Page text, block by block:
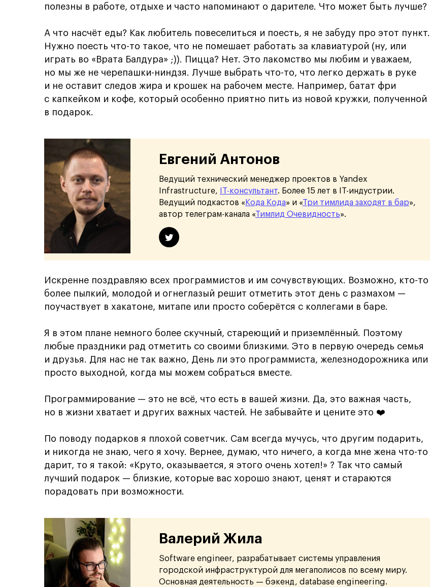
полезны в работе, отдыхе и часто напоминают о дарителе. Что может быть лучше?
А что насчёт еды? Как любитель повеселиться и поесть, я не забуду про этот пункт.
Нужно поесть что-то такое, что не помешает работать за клавиатурой (ну, или
играть во «Врата Балдура» ;)). Пицца? Нет. Это лакомство мы любим и уважаем,
но мы же не черепашки-ниндзя. Лучше выбрать что-то, что легко держать в руке
и не оставит следов жира и крошек на рабочем месте. Например, батат фри
с капкейком и кофе, который особенно приятно пить из новой кружки, полученной
в подарок.
Евгений Антонов
Ведущий технический менеджер проектов в Yandex
Infrastructure,
IT-консультант. Более 15 лет в IT-индустрии.
Ведущий подкастов « Кода Кода» и «Три тимлида заходят в бар»,
автор телеграм-канала «Тимлид Очевидность».
Искренне поздравляю всех программистов и им сочувствующих. Возможно, кто-то
более пылкий, молодой и огнеглазый решит отметить этот день с размахом —
поучаствует в хакатоне, митапе или просто соберётся с коллегами в баре.
Я в этом плане немного более скучный, стареющий и приземлённый. Поэтому
любые праздники рад отметить со своими близкими. Это в первую очередь семья
и друзья. Для нас не так важно, День ли это программиста, железнодорожника или
просто выходной, когда мы можем собраться вместе.
Программирование — это не всё, что есть в вашей жизни. Да, это важная часть,
но в жизни хватает и других важных частей. Не забывайте и цените это ❤️
По поводу подарков я плохой советчик. Сам всегда мучусь, что другим подарить,
и никогда не знаю, чего я хочу. Вернее, думаю, что ничего, а когда мне жена что-то
дарит, то я такой: «Круто, оказывается, я этого очень хотел!» ? Так что самый
лучший подарок — близкие, которые вас хорошо знают, ценят и стараются
порадовать при возможности.
Валерий Жила
Software engineer, разрабатывает системы управления
городской инфраструктурой для мегаполисов по всему миру.
Основная деятельность — бэкенд, database engineering.